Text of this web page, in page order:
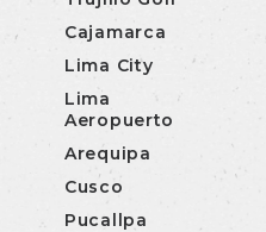
Cajamarca
Lima City
Lima
Aeropuerto
Arequipa
Cusco
Pucallpa